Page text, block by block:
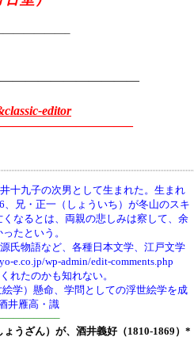
editor
十九子の次男として生まれた。生まれ
兄・正一（しょういち）が冬山のスキ
なるとは、両親の悲しみは察して、余
たという。
氏物語など、各種日本文学、江戸文学
e.co.jp/wp-admin/edit-comments.php
れたのかも知れない。
学）懸命、学問としての浮世絵学を成
井雁高・識
うざん）が、酒井義好（1810-1869）*